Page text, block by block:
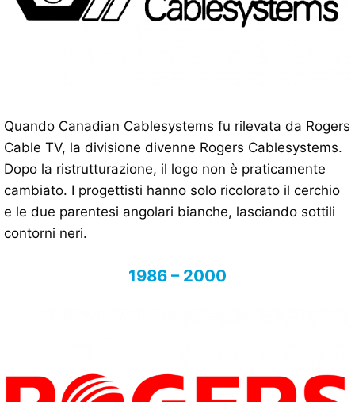
Quando Canadian Cablesystems fu rilevata da Rogers
Cable TV, la divisione divenne Rogers Cablesystems.
Dopo la ristrutturazione, il logo non è praticamente
cambiato. I progettisti hanno solo ricolorato il cerchio
e le due parentesi angolari bianche, lasciando sottili
contorni neri.
1986 – 2000